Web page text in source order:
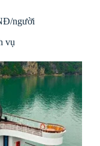
người
vụ